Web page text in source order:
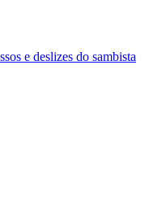
e deslizes do sambista